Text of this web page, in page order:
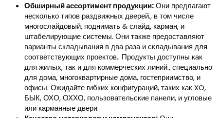
Обширный ассортимент продукции:Они предлагают
несколько типов раздвижных дверей., в том числе
многослайдовый, поднимать & слайд, карман, и
штабелирующие системы. Они также предоставляют
варианты складывания в два раза и складывания для
соответствующих проектов.. Продукты доступны как
для жилых, так и для коммерческих линий., специально
для дома, многоквартирные дома, гостеприимство, и
офисы. Ожидайте гибких конфигураций, таких как XO,
БЫК, ОХО, ОХХО, пользовательские панели, и угловые
или карманные двери.